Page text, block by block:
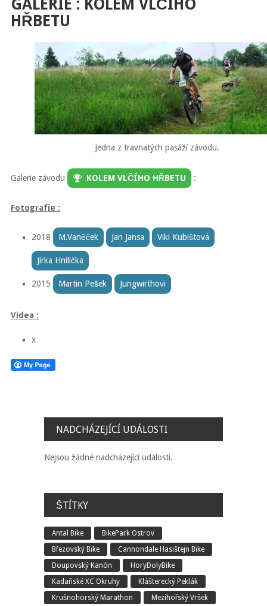
GALERIE : KOLEM VLČÍHO
HŘBETU
Jedna z travnatých pasáží závodu.
Galerie závodu KOLEM VLČÍHO HŘBETU :
Fotografie :
2018 M.Vaněček Jan Jansa Viki Kubištová
Jirka Hnilička
2015 Martin Pešek Jungwirthovi
Videa :
x
NADCHÁZEJÍCÍ UDÁLOSTI
Nejsou žádné nadcházející události.
ŠTÍTKY
Antal Bike
BikePark Ostrov
Březovský Bike
Cannondale Hasištejn Bike
Doupovský Kanón
HoryDolyBike
Kadaňské XC Okruhy
Klášterecký Peklák
Krušnohorský Marathon
Mezihořský Vršek